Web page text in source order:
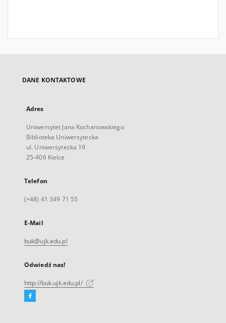
DANE KONTAKTOWE
Adres
Uniwersytet Jana Kochanowskiego
Biblioteka Uniwersytecka
ul. Uniwersytecka 19
25-406 Kielce
Telefon
(+48) 41 349 71 55
E-Mail
buk@ujk.edu.pl
Odwiedź nas!
http://buk.ujk.edu.pl/
Facebook